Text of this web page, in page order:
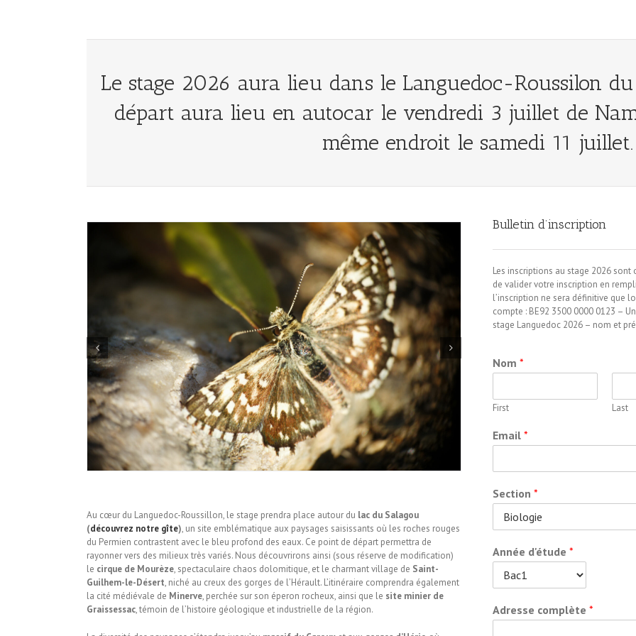
Le stage 2026 aura lieu dans le Languedoc-Roussilon
départ aura lieu en autocar le vendredi 3 juillet de
même endroit le samedi 11 juillet.
Au cœur du Languedoc-Roussillon, le stage prendra place autour du lac du Salagou
(découvrez notre gîte), un site emblématique aux paysages saisissants où les roches rouges
du Permien contrastent avec le bleu profond des eaux. Ce point de départ permettra de
rayonner vers des milieux très variés. Nous découvrirons ainsi (sous réserve de modification)
le cirque de Mourèze, spectaculaire chaos dolomitique, et le charmant village de Saint-
Guilhem-le-Désert, niché au creux des gorges de l’Hérault. L’itinéraire comprendra également
la cité médiévale de Minerve, perchée sur son éperon rocheux, ainsi que le site minier de
Graissessac, témoin de l’histoire géologique et industrielle de la région.
Bulletin d’inscription
Les inscriptions au stage 2026
de valider votre inscription en
l’inscription ne sera définitive que
compte : BE92 3500 0000 0123 –
stage Languedoc 2026 – nom et
Nom *
First Last
Email *
Section *
Année d'étude *
Adresse complète *